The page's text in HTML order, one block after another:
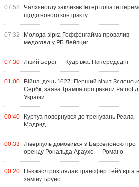
07:58
Чалханоглу закликав Інтер почати
щодо нового контракту
07:32
Молода зірка Гоффенгайма провалив
медогляд у РБ Лейпциг
07:30 Лівий Берег — Кудрівка. Напередодні
01:00
Війна, день 1627. Перший візит
Сербії, заява Трампа про ракети Patriot
України
00:40
Куртуа повернувся до тренувань Реала
Мадрид
00:33
Ліверпуль домовився з Барселоною про
оренду Рональда Араухо — Романо
00:20
Ньюкасл розглядає трансфер Гейб’єрга
заміну Бруно